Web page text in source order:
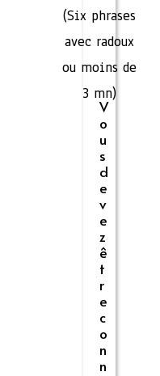
(Six phrases
avec radoux
ou moins de
3 mn)
V
o
u
s
d
e
v
e
z
ê
t
r
e
c
o
n
n